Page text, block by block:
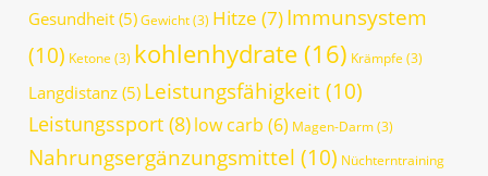
Gesundheit (5)Gewicht(3) Hitze (7)Immunsystem
(10) Ketone (3) kohlenhydrate (16) Krämpfe (3)
Langdistanz (5) Leistungsfähigkeit(10)
Leistungssport (8)low carb (6) Magen-Darm(3)
Nahrungsergänzungsmittel (10) Nüchterntraining